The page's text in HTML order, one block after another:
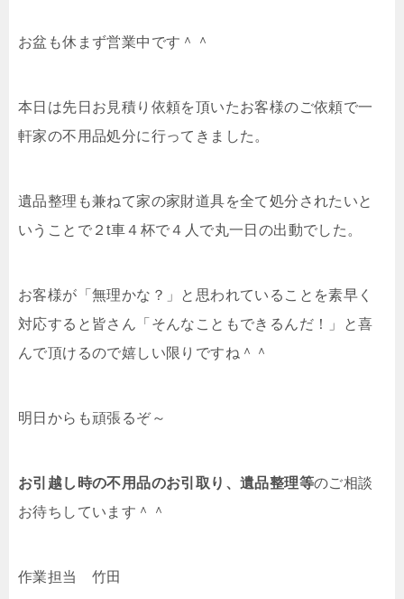
お盆も休まず営業中です＾＾
本日は先日お見積り依頼を頂いたお客様のご依頼で一
軒家の不用品処分に行ってきました。
遺品整理も兼ねて家の家財道具を全て処分されたいと
いうことで２t車４杯で４人で丸一日の出動でした。
お客様が「無理かな？」と思われていることを素早く
対応すると皆さん「そんなこともできるんだ！」と喜
んで頂けるので嬉しい限りですね＾＾
明日からも頑張るぞ～
お引越し時の不用品のお引取り、遺品整理等のご相談
お待ちしています＾＾
作業担当 竹田